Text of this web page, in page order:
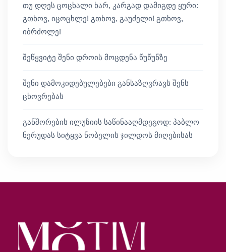
თუ დღეს ცოცხალი ხარ, კარგად დამიგდე ყური:
გთხოვ, იცოცხლე! გთხოვ, გაუძელი! გთხოვ,
იბრძოლე!
შეწყვიტე შენი დროის მოცდენა წუწუნზე
შენი დამოკიდებულებები განსაზღვრავს შენს
ცხოვრებას
განშორების ილუზიის საწინააღმდეგოდ: პაბლო
ნერუდას სიტყვა ნობელის ჯილდოს მიღებისას